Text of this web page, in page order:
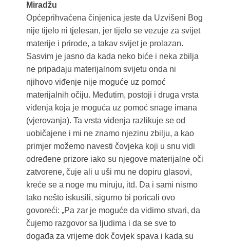
Miradžu
Općeprihvaćena činjenica jeste da Uzvišeni Bog
nije tijelo ni tjelesan, jer tijelo se vezuje za svijet
materije i prirode, a takav svijet je prolazan.
Sasvim je jasno da kada neko biće i neka zbilja
ne pripadaju materijalnom svijetu onda ni
njihovo viđenje nije moguće uz pomoć
materijalnih očiju. Međutim, postoji i druga vrsta
viđenja koja je moguća uz pomoć snage imana
(vjerovanja). Ta vrsta viđenja razlikuje se od
uobičajene i mi ne znamo njezinu zbilju, a kao
primjer možemo navesti čovjeka koji u snu vidi
određene prizore iako su njegove materijalne oči
zatvorene, čuje ali u uši mu ne dopiru glasovi,
kreće se a noge mu miruju, itd. Da i sami nismo
tako nešto iskusili, sigurno bi poricali ovo
govoreći: „Pa zar je moguće da vidimo stvari, da
čujemo razgovor sa ljudima i da se sve to
događa za vrijeme dok čovjek spava i kada su